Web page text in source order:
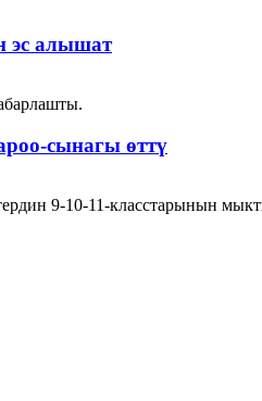
эс алышат
сынагы өттү
9-10-11-класстарынын